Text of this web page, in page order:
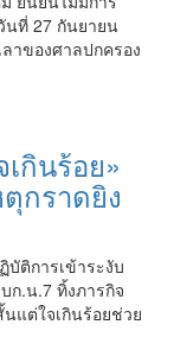
นที่ 27 กันยายน
าของศาลปกครอง
กินร้อย»
กราดยิง
ติการเข้าระงับ
ก.น.7 ทิ้งภารกิจ
แต่ใจเกินร้อยช่วย